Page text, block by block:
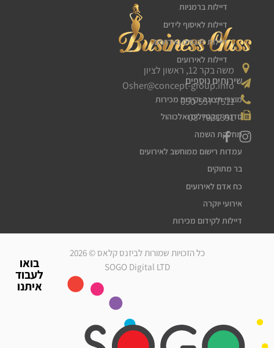
בואו
לעבוד
איתנו
משה בקר 12, ראשון לציון
Osher@concept-group.info
050-557-7511
03-7931391
דיילות ברמניות
דיילות לאיסוף לידים
דיילות לכנסים ואירועים
דיילות לאירועים
שירותים נוספים
מוצרי תצוגה וקידום מכירות
סדנת קוקטיילים ואלכוהול
מחלקת השמה
עמדות רישום ממוחשב לאירועים
בר מתוקים
כח אדם לאירועים
אירועי יוקרה
דיילות לקידום מכירות
מלצרים לאירועים
עוזרי הפקה
כל הזכויות שמורות לביזנס קלאס © 2026
SOGO Digital LTD